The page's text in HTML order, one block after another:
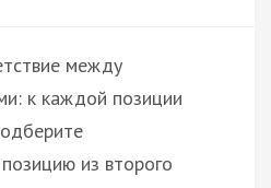
между
к каждой позиции
из второго